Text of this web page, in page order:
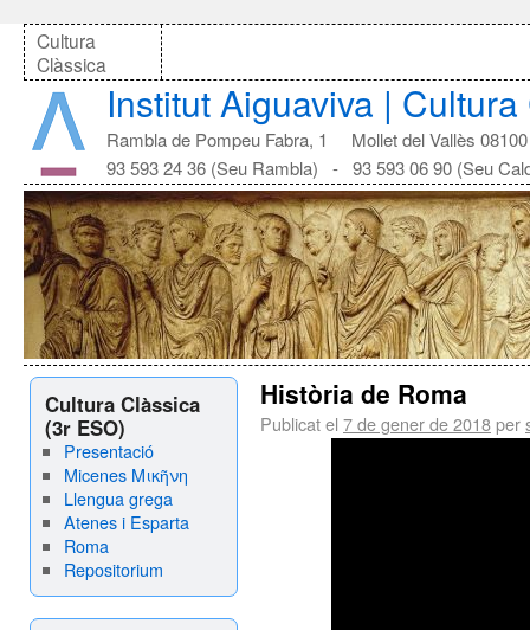
Cultura
Clàssica
Institut Aiguaviva |
Rambla de Pompeu Fabra, 1 Mollet del Vallès 08100
93 593 24 36 (Seu Rambla) - 93 593 06 90 (Seu
Cultura Clàssica
(3r ESO)
Presentació
Micenes Μικῆνη
Llengua grega
Atenes i Esparta
Roma
Repositorium
Història de Roma
Publicat el 7 de gener de 2018per